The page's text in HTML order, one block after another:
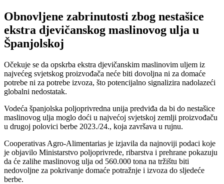
Obnovljene zabrinutosti zbog nestašice
ekstra djevičanskog maslinovog ulja u
Španjolskoj
Očekuje se da opskrba ekstra djevičanskim maslinovim uljem iz
najvećeg svjetskog proizvođača neće biti dovoljna ni za domaće
potrebe ni za potrebe izvoza, što potencijalno signalizira nadolazeći
globalni nedostatak.
Vodeća španjolska poljoprivredna unija predviđa da bi do nestašice
maslinovog ulja moglo doći u najvećoj svjetskoj zemlji proizvođaču
u drugoj polovici berbe 2023./24., koja završava u rujnu.
Cooperativas Agro-Alimentarias je izjavila da najnoviji podaci koje
je objavilo Ministarstvo poljoprivrede, ribarstva i prehrane pokazuju
da će zalihe maslinovog ulja od 560.000 tona na tržištu biti
nedovoljne za pokrivanje domaće potražnje i izvoza do sljedeće
berbe.